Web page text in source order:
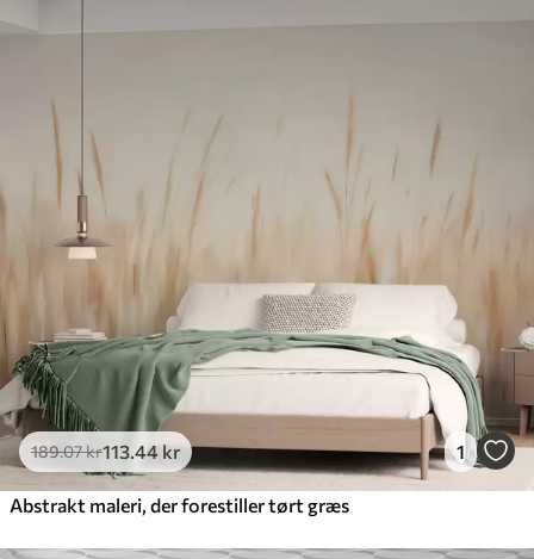
189.07kr113 .44 kr 1
Abstrakt maleri, der forestiller tørt græs